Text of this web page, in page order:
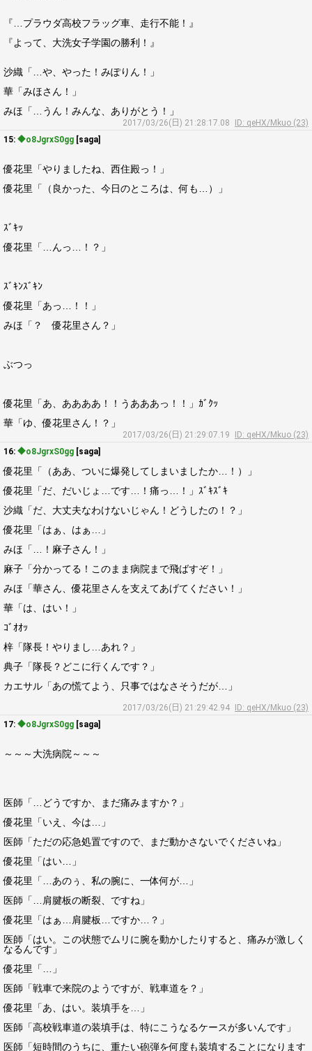
『…プラウダ高校フラッグ車、走行不能！』
『よって、大洗女子学園の勝利！』
沙織「…や、やった！みぽりん！」
華「みほさん！」
みほ「…うん！みんな、ありがとう！」
2017/03/26(日) 21:28:17.08
ID: qeHX/Mkuo (23)
15: ◆o8JgrxS0gg [saga]
優花里「やりましたね、西住殿っ！」
優花里「（良かった、今日のところは、何も…）」
ｽﾞｷｯ
優花里「…んっ…！？」
ｽﾞｷﾝｽﾞｷﾝ
優花里「あっ…！！」
みほ「？ 優花里さん？」
ぶつっ
優花里「あ、ああああ！！うあああっ！！」ｶﾞｸｯ
華「ゆ、優花里さん！？」
2017/03/26(日) 21:29:07.19
ID: qeHX/Mkuo (23)
16: ◆o8JgrxS0gg [saga]
優花里「（ああ、ついに爆発してしまいましたか…！）」
優花里「だ、だいじょ…です…！痛っ…！」ｽﾞｷｽﾞｷ
沙織「だ、大丈夫なわけないじゃん！どうしたの！？」
優花里「はぁ、はぁ…」
みほ「…！麻子さん！」
麻子「分かってる！このまま病院まで飛ばすぞ！」
みほ「華さん、優花里さんを支えてあげてください！」
華「は、はい！」
ｺﾞｵｵｯ
梓「隊長！やりまし…あれ？」
典子「隊長？どこに行くんです？」
カエサル「あの慌てよう、只事ではなさそうだが…」
2017/03/26(日) 21:29:42.94
ID: qeHX/Mkuo (23)
17: ◆o8JgrxS0gg [saga]
～～～大洗病院～～～
医師「…どうですか、まだ痛みますか？」
優花里「いえ、今は…」
医師「ただの応急処置ですので、まだ動かさないでくださいね」
優花里「はい…」
優花里「…あのぅ、私の腕に、一体何が…」
医師「…肩腱板の断裂、ですね」
優花里「はぁ…肩腱板…ですか…？」
医師「はい。この状態でムリに腕を動かしたりすると、痛みが激しく
なるんです」
優花里「…」
医師「戦車で来院のようですが、戦車道を？」
優花里「あ、はい。装填手を…」
医師「高校戦車道の装填手は、特にこうなるケースが多いんです」
医師「短時間のうちに、重たい砲弾を何度も装填することになります